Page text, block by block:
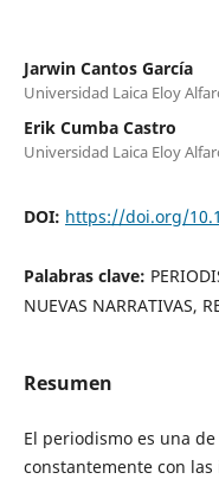
Jarwin Cantos García
Universidad Laica Eloy
Erik Cumba Castro
Universidad Laica Eloy
DOI: https://doi.org/
Palabras clave:
NUEVAS NARRATIVAS,
Resumen
El periodismo es una
constantemente con